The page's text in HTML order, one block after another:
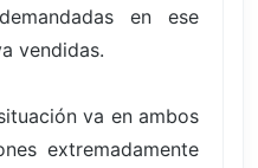
en ese
vendidas.
va en ambos
extremadamente